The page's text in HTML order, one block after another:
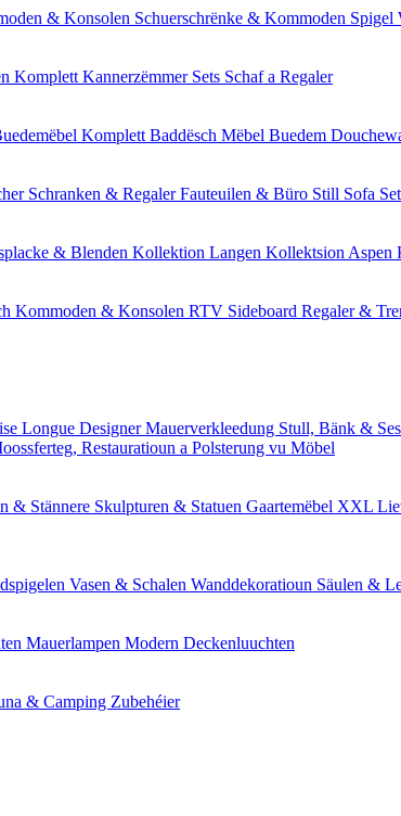
& Konsolen Schuerschrënke & Kommoden Spigel
Komplett Kannerzëmmer Sets Schaf a Regaler
Komplett Baddësch Mëbel Buedem
Schranken & RegalerFauteuilen & Büro Still Sofa
& Blenden Kollektion Langen Kollektsion Aspen
Kommoden & Konsolen RTV Sideboard Regaler &
Longue Designer Mauerverkleedung Stull, Bänk &
Restauratioun a Polsterung vu Möbel
& Stännere Skulpturen & Statuen Gaartemëbel XXL
Vasen & Schalen Wanddekoratioun Säulen &
Mauerlampen Modern Deckenluuchten
& Camping Zubehéier